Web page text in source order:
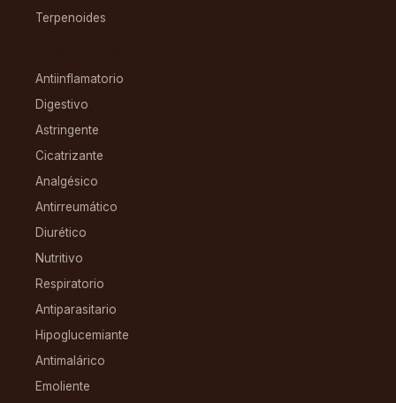
Terpenoides
Antiinflamatorio
Digestivo
Astringente
Cicatrizante
Analgésico
Antirreumático
Diurético
Nutritivo
Respiratorio
Antiparasitario
Hipoglucemiante
Antimalárico
Emoliente